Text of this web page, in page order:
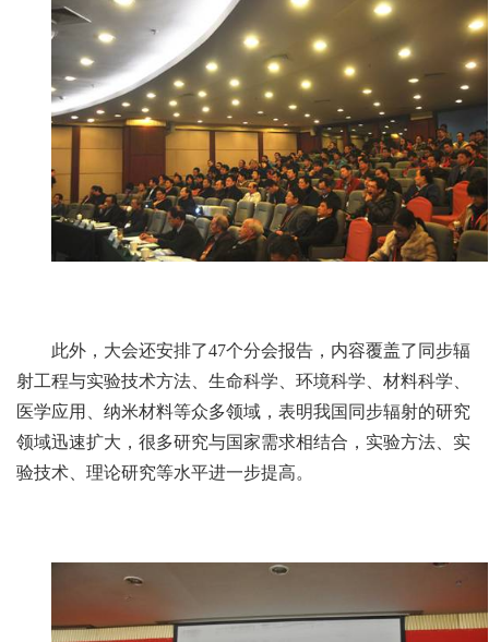
此外，大会还安排了47个分会报告，内容覆盖了同步辐
射工程与实验技术方法、生命科学、环境科学、材料科学、
医学应用、纳米材料等众多领域，表明我国同步辐射的研究
领域迅速扩大，很多研究与国家需求相结合，实验方法、实
验技术、理论研究等水平进一步提高。